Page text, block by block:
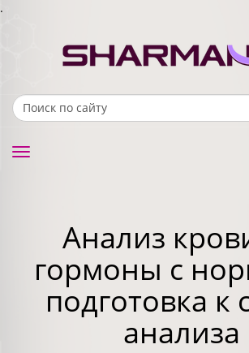
.
Search form
Toggle
Анализ
гормоны с
подготовка к
анализа